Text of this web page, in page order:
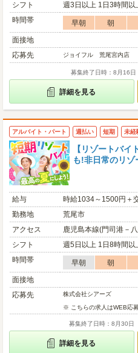
シフト
週3日以上 1日3時間以
時間帯
早朝 朝
面接地
応募先
ジョイフル 荒尾宮内店
募集終了日時：8月16日
詳細を見る
アルバイト・パート 週払い 短期 未経
【リゾートバ
も!非日常のリ
給与
時給1034～1500円＋
勤務地
荒尾市
アクセス
鹿児島本線(門司港－
シフト
週5日以上 1日8時間以
時間帯
早朝 朝
面接地
応募先
株式会社シアーズ
※ こちらの求人はWEB応
募集終了日時：8月30日
詳細を見る